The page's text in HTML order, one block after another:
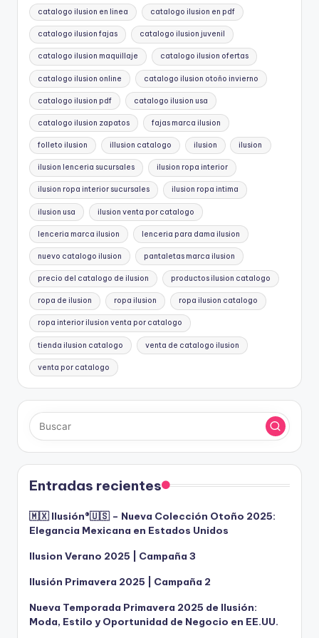
catalogo ilusion en linea catalogo ilusion en pdf
catalogo ilusion fajas catalogo ilusion juvenil
catalogo ilusion maquillaje catalogo ilusion ofertas
catalogo ilusion online catalogo ilusion otoño invierno
catalogo ilusion pdf catalogo ilusion usa
catalogo ilusion zapatos fajas marca ilusion
folleto ilusion illusion catalogo ilusion ilusion
ilusion lenceria sucursales ilusion ropa interior
ilusion ropa interior sucursales ilusion ropa intima
ilusion usa ilusion venta por catalogo
lenceria marca ilusion lenceria para dama ilusion
nuevo catalogo ilusion pantaletas marca ilusion
precio del catalogo de ilusion productos ilusion catalogo
ropa de ilusion ropa ilusion ropa ilusion catalogo
ropa interior ilusion venta por catalogo
tienda ilusion catalogo venta de catalogo ilusion
venta por catalogo
Entradas recientes
🇲🇽 Ilusión®️🇺🇸 – Nueva Colección Otoño 2025:
Elegancia Mexicana en Estados Unidos
Ilusion Verano 2025 | Campaña 3
Ilusión Primavera 2025 | Campaña 2
Nueva Temporada Primavera 2025 de Ilusión:
Moda, Estilo y Oportunidad de Negocio en EE.UU.